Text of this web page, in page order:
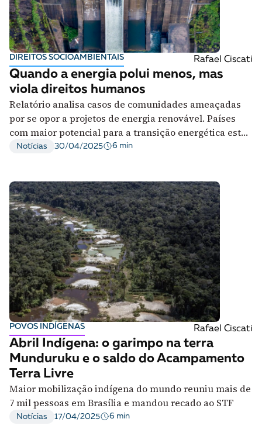
DIREITOS SOCIOAMBIENTAIS Rafael Ciscati
Quando a energia polui menos, mas
viola direitos humanos
Relatório analisa casos de comunidades ameaçadas
por se opor a projetos de energia renovável. Países
com maior potencial para a transição energética estão
entre aqueles que mais limitam espaço cívico
Notícias 30/04/2025 6 min
POVOS INDÍGENAS Rafael Ciscati
Abril Indígena: o garimpo na terra
Munduruku e o saldo do Acampamento
Terra Livre
Maior mobilização indígena do mundo reuniu mais de
7 mil pessoas em Brasília e mandou recado ao STF
Notícias 17/04/2025 6 min